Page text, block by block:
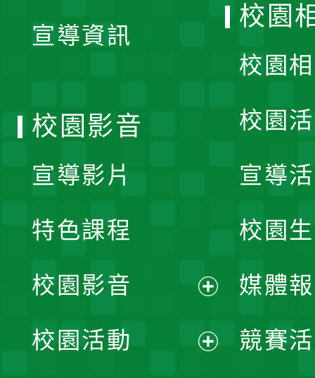
宣導資訊
校園
校園
校園
宣導
校園
媒體
競賽
校園影音
宣導影片
特色課程
校園影音
開
校園活動